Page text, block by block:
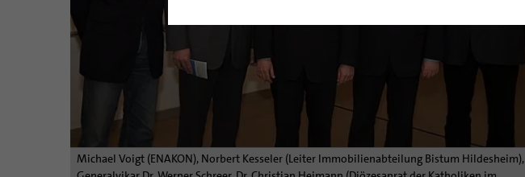
Michael Voigt (ENAKON), Norbert Kesseler (Leiter Immobilienabteilung Bistum Hildesheim),